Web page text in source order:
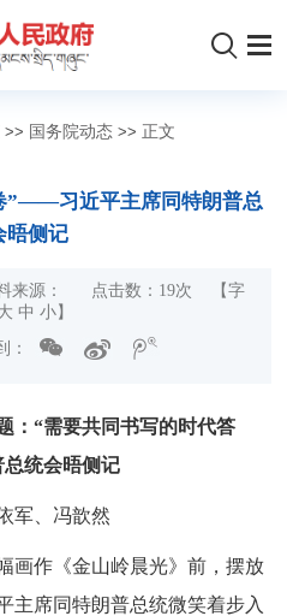
>> 国务院动态 >> 正文
”——习近平主席同特朗普总
晤侧记
来源： 点击数： 19次 【字
中 小】
：
：“需要共同书写的时代答
统会晤侧记
军、冯歆然
画作《金山岭晨光》前，摆放
主席同特朗普总统微笑着步入